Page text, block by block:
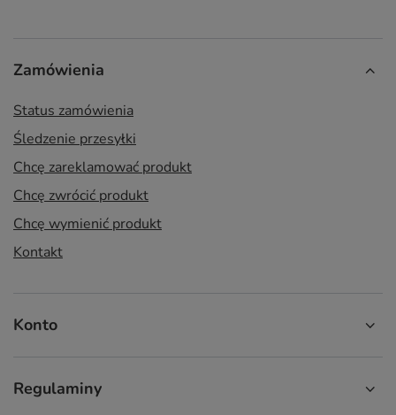
Zamówienia
Status zamówienia
Śledzenie przesyłki
Chcę zareklamować produkt
Chcę zwrócić produkt
Chcę wymienić produkt
Kontakt
Konto
Regulaminy